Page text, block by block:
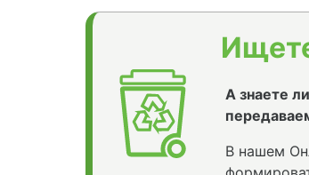
А знаете
В нашем